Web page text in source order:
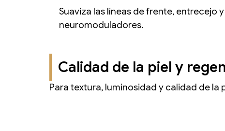
Suaviza las líneas de frente, entrecejo
neuromoduladores.
Calidad de la piel y
Para textura, luminosidad y calidad de la